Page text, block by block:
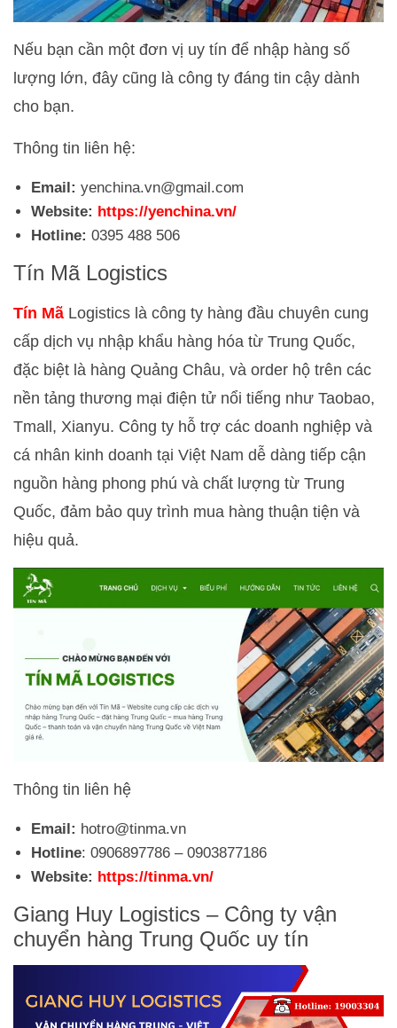
Nếu bạn cần một đơn vị uy tín để nhập hàng số
lượng lớn, đây cũng là công ty đáng tin cậy dành
cho bạn.
Thông tin liên hệ:
Email: yenchina.vn@gmail.com
Website: https://yenchina.vn/
Hotline: 0395 488 506
Tín Mã Logistics
Tín Mã Logistics là công ty hàng đầu chuyên cung
cấp dịch vụ nhập khẩu hàng hóa từ Trung Quốc,
đặc biệt là hàng Quảng Châu, và order hộ trên các
nền tảng thương mại điện tử nổi tiếng như Taobao,
Tmall, Xianyu. Công ty hỗ trợ các doanh nghiệp và
cá nhân kinh doanh tại Việt Nam dễ dàng tiếp cận
nguồn hàng phong phú và chất lượng từ Trung
Quốc, đảm bảo quy trình mua hàng thuận tiện và
hiệu quả.
Thông tin liên hệ
Email: hotro@tinma.vn
Hotline: 0906897786 – 0903877186
Website: https://tinma.vn/
Giang Huy Logistics – Công ty vận
chuyển hàng Trung Quốc uy tín